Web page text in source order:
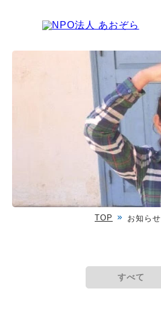
TOP お知らせ
すべて